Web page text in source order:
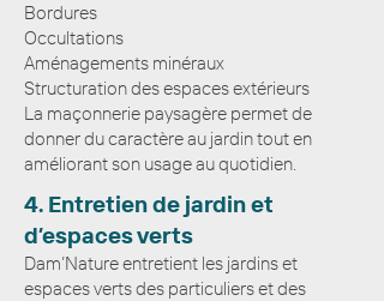
Bordures
Occultations
Aménagements minéraux
Structuration des espaces extérieurs
La maçonnerie paysagère permet de
donner du caractère au jardin tout en
améliorant son usage au quotidien.
4. Entretien de jardin et
d’espaces verts
Dam’Nature entretient les jardins et
espaces verts des particuliers et des